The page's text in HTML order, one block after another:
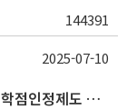
144391
☆ 학부대학(자유전공학부, 광역) 국외수학 학점인정제도 변경 안내(2025-2학기 파견학생부터)
2025-07-10